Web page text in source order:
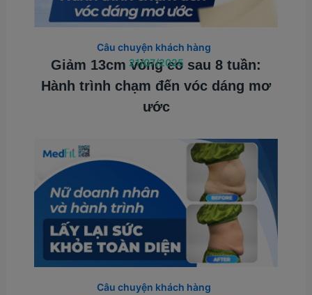
Giảm 13cm vòng eo sau 8 tuần:
Hành trình chạm đến vóc dáng mơ
ước
Câu chuyện khách hàng
21/07/2025
Câu chuyện khách hàng